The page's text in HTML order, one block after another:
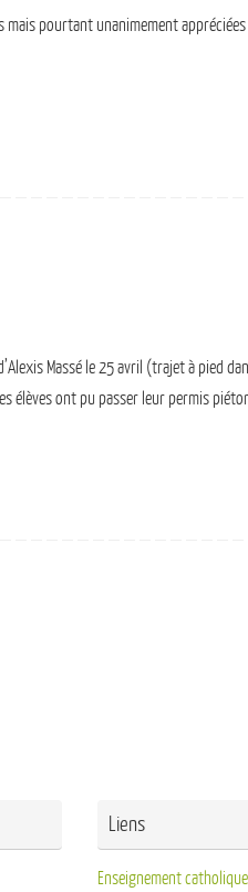
pourtant unanimement
Massé le 25 avril (trajet à pied
élèves ont pu passer leur permis
Liens
Enseignement